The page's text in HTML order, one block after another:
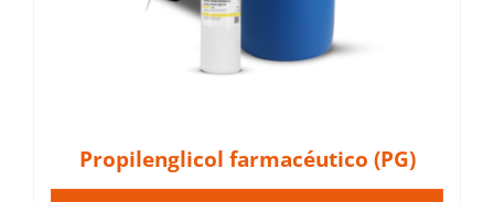
Propilenglicol farmacéutico (PG)